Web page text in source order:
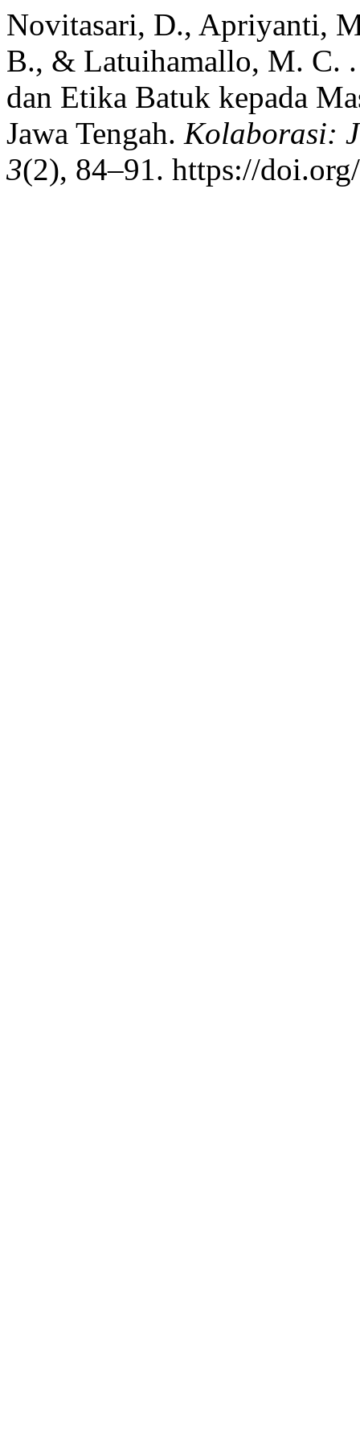
Novitasari, D., Apriyanti,
B., & Latuihamallo, M. C.
dan Etika Batuk kepada
Jawa Tengah. Kolaborasi:
3(2), 84–91. https://